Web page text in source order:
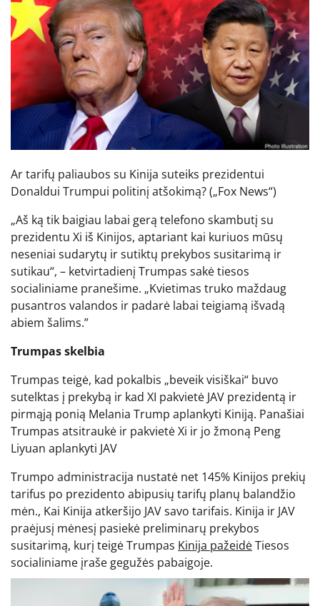
Ar tarifų paliaubos su Kinija suteiks prezidentui
Donaldui Trumpui politinį atšokimą?(„Fox News“)
„Aš ką tik baigiau labai gerą telefono skambutį su
prezidentu Xi iš Kinijos, aptariant kai kuriuos mūsų
neseniai sudarytų ir sutiktų prekybos susitarimą ir
sutikau“, – ketvirtadienį Trumpas sakė tiesos
socialiniame pranešime. „Kvietimas truko maždaug
pusantros valandos ir padarė labai teigiamą išvadą
abiem šalims.”
Trumpas skelbia
Trumpas teigė, kad pokalbis „beveik visiškai“ buvo
sutelktas į prekybą ir kad XI pakvietė JAV prezidentą ir
pirmąją ponią Melania Trump aplankyti Kiniją. Panašiai
Trumpas atsitraukė ir pakvietė Xi ir jo žmoną Peng
Liyuan aplankyti JAV
Trumpo administracija nustatė net 145% Kinijos prekių
tarifus po prezidento abipusių tarifų planų balandžio
mėn., Kai Kinija atkeršijo JAV savo tarifais. Kinija ir JAV
praėjusį mėnesį pasiekė preliminarų prekybos
susitarimą, kurį teigė Trumpas Kinija pažeidėTiesos
socialiniame įraše gegužės pabaigoje.